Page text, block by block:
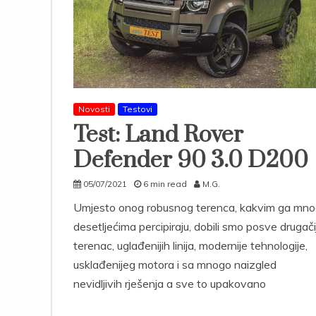
Novosti Testovi
Test: Land Rover
Defender 90 3.0 D200
05/07/2021 6 min read M.G.
Umjesto onog robusnog terenca, kakvim ga
desetljećima percipiraju, dobili smo posve
terenac, uglađenijih linija, modernije tehnologije,
usklađenijeg motora i sa mnogo naizgled
nevidljivih rješenja a sve to upakovano